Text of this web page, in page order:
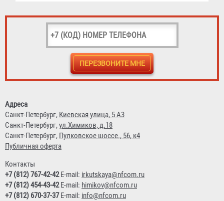
Станок для намотки пожарных рукавов в скатку
"БАЛТИКА-01"
Адреса
Санкт-Петербург, Киевская улица, 5 А3
Санкт-Петербург,ул.Химиков, д.18
Санкт-Петербург, Пулковское шоссе., 56, к4
Публичная оферта
Контакты
+7 (812) 767-42-42E-mail: irkutskaya@nfcom.ru
+7 (812) 454-43-42E-mail: himikov@nfcom.ru
+7 (812) 670-37-37E-mail: info@nfcom.ru